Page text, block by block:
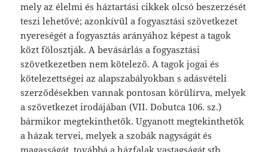
mely az élelmi és háztartási cikkek olcsó beszerzését
teszi lehetővé; azonkívül a fogyasztási szövetkezet
nyereségét a fogyasztás arányához képest a tagok
közt fölosztják. A bevásárlás a fogyasztási
szövetkezetben nem kötelező. A tagok jogai és
kötelezettségei az alapszabályokban s adásvételi
szerződésekben vannak pontosan körülírva, melyek
a szövetkezet irodájában (VII. Dobutca 106. sz.)
bármikor megtekinthetők. Ugyanott megtekinthetők
a házak tervei, melyek a szobák nagyságát és